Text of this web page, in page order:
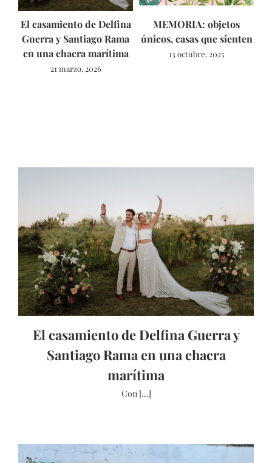
El casamiento de Delfina
Guerra y Santiago Rama
en una chacra marítima
21 marzo, 2026
MEMORIA: objetos
únicos, casas que sienten
13 octubre, 2025
El casamiento de Delfina Guerra y
Santiago Rama en una chacra
marítima
Con [...]